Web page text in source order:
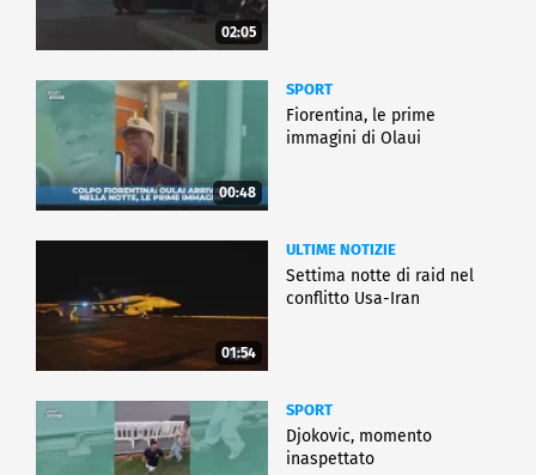
02:05
00:48
SPORT
Fiorentina, le prime
immagini di Olaui
01:54
ULTIME NOTIZIE
Settima notte di raid nel
conflitto Usa-Iran
SPORT
Djokovic, momento
inaspettato